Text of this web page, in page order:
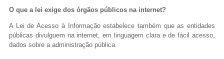
O que a lei exige dos órgãos públicos na internet?
A Lei de Acesso à Informação estabelece também que as entidades
públicas divulguem na internet, em linguagem clara e de fácil acesso,
dados sobre a administração pública.